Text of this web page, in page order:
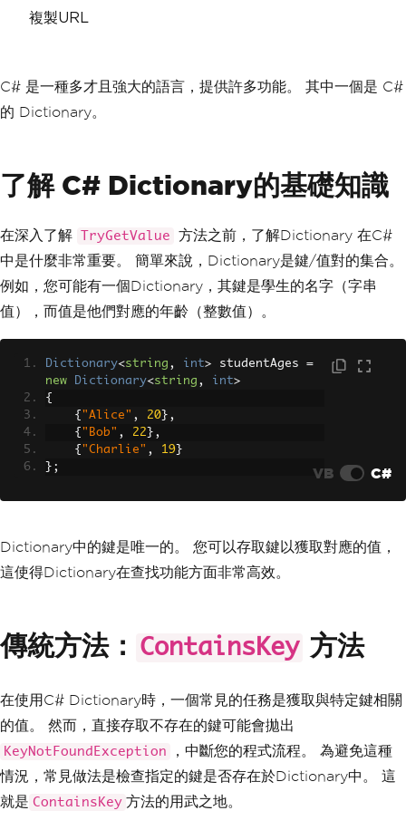
複製URL
C# 是一種多才且強大的語言，提供許多功能。 其中一個是 C#
的 Dictionary。
了解 C# Dictionary的基礎知識
在深入了解 TryGetValue
方法之前，了解Dictionary 在C#
中是什麼非常重要。 簡單來說，Dictionary是鍵/值對的集合。
例如，您可能有一個Dictionary，其鍵是學生的名字（字串
值），而值是他們對應的年齡（整數值）。
Dictionary<string , int> studentAges =
new
Dictionary<string , int>
{
{ "Alice" , 20 },
{ "Bob" , 22 },
{ "Charlie" , 19 }
};
VB C#
Dictionary中的鍵是唯一的。 您可以存取鍵以獲取對應的值，
這使得Dictionary在查找功能方面非常高效。
傳統方法： ContainsKey 方法
在使用C# Dictionary時，一個常見的任務是獲取與特定鍵相關
的值。 然而，直接存取不存在的鍵可能會拋出
KeyNotFoundException
，中斷您的程式流程。 為避免這種
情況，常見做法是檢查指定的鍵是否存在於Dictionary中。 這
就是 ContainsKey 方法的用武之地。